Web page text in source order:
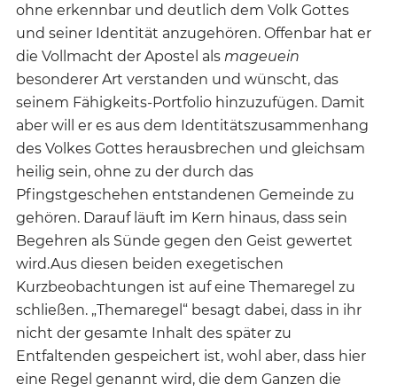
ohne erkennbar und deutlich dem Volk Gottes
und seiner Identität anzugehören. Offenbar hat er
die Vollmacht der Apostel als mageuein
besonderer Art verstanden und wünscht, das
seinem Fähigkeits-Portfolio hinzuzufügen. Damit
aber will er es aus dem Identitätszusammenhang
des Volkes Gottes herausbrechen und gleichsam
heilig sein, ohne zu der durch das
Pfingstgeschehen entstandenen Gemeinde zu
gehören. Darauf läuft im Kern hinaus, dass sein
Begehren als Sünde gegen den Geist gewertet
wird.Aus diesen beiden exegetischen
Kurzbeobachtungen ist auf eine Themaregel zu
schließen. „Themaregel“ besagt dabei, dass in ihr
nicht der gesamte Inhalt des später zu
Entfaltenden gespeichert ist, wohl aber, dass hier
eine Regel genannt wird, die dem Ganzen die